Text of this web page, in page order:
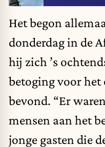
Het begon
donderdag in de
hij zich ’s
betoging voor
bevond. “Er
mensen aan het
jonge gasten die